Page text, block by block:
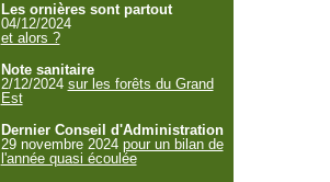
Les ornières sont partout
04/12/2024
et alors ?
Note sanitaire
2/12/2024 sur les forêts du Grand
Est
Dernier Conseil d'Administration
29 novembre 2024 pour un bilan de
l'année quasi écoulée